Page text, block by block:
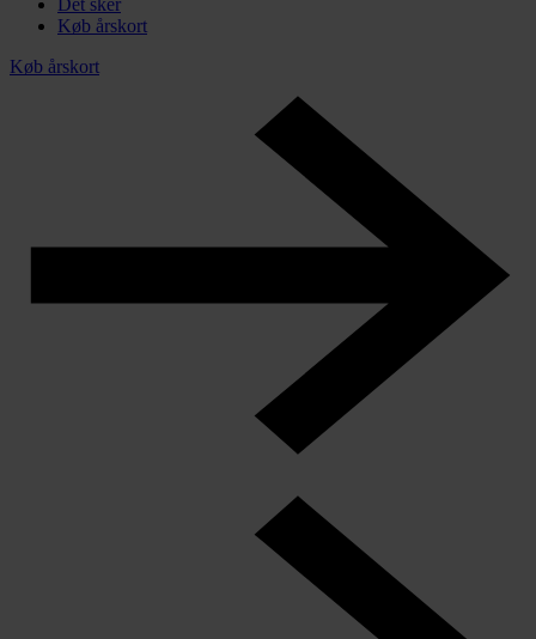
Det sker
Køb årskort
Køb årskort